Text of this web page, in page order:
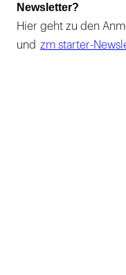
Newsletter?
Hier geht zu den
und zm starter-